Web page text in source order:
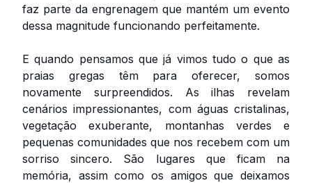
faz parte da engrenagem que mantém um evento
dessa magnitude funcionando perfeitamente.
E quando pensamos que já vimos tudo o que as
praias gregas têm para oferecer, somos
novamente surpreendidos. As ilhas revelam
cenários impressionantes, com águas cristalinas,
vegetação exuberante, montanhas verdes e
pequenas comunidades que nos recebem com um
sorriso sincero. São lugares que ficam na
memória, assim como os amigos que deixamos